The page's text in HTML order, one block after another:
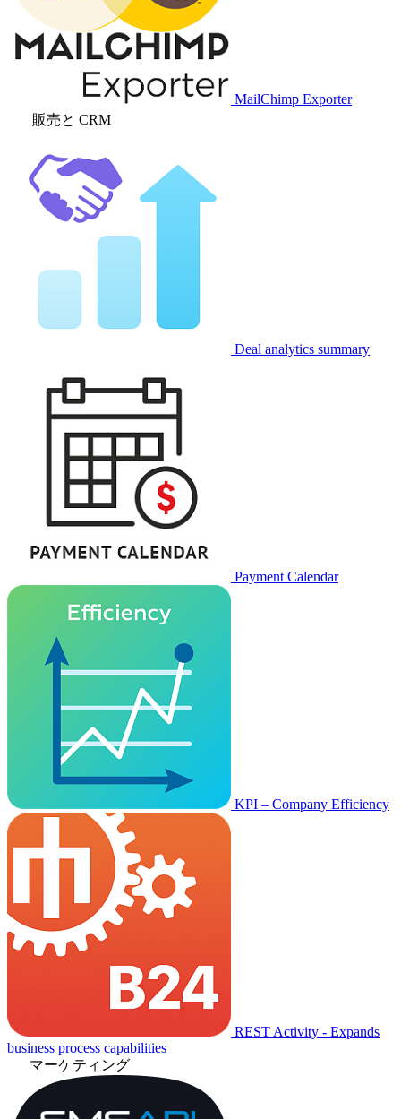
MailChimp Exporter
販売と CRM
Deal analytics summary
Payment Calendar
KPI – Company Efficiency
REST Activity - Expands
business process capabilities
マーケティング